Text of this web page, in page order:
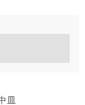
皿